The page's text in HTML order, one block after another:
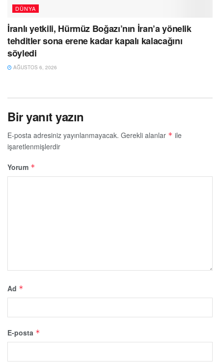
DÜNYA
İranlı yetkili, Hürmüz Boğazı’nın İran’a yönelik
tehditler sona erene kadar kapalı kalacağını
söyledi
AĞUSTOS 6, 2026
Bir yanıt yazın
E-posta adresiniz yayınlanmayacak. Gerekli alanlar * ile
işaretlenmişlerdir
Yorum *
Ad *
E-posta *